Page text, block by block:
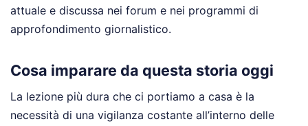
attuale e discussa nei forum e nei programmi di
approfondimento giornalistico.
Cosa imparare da questa storia oggi
La lezione più dura che ci portiamo a casa è la
necessità di una vigilanza costante all’interno delle